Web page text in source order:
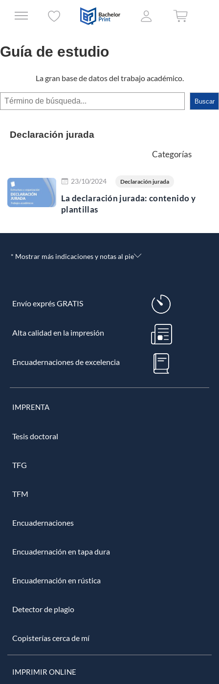
Guía de estudio
La gran base de datos del trabajo académico.
Buscar Buscar
Declaración jurada
Categorías
23/10/2024 Declaración jurada
La declaración jurada: contenido y
plantillas
* Mostrar más indicaciones y notas al pie
Envío exprés GRATIS
Alta calidad en la impresión
Encuadernaciones de excelencia
IMPRENTA
Tesis doctoral
TFG
TFM
Encuadernaciones
Encuadernación en tapa dura
Encuadernación en rústica
Detector de plagio
Copisterías cerca de mí
IMPRIMIR ONLINE